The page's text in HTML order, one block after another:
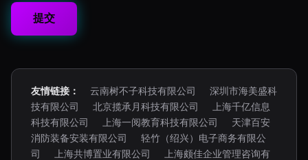
友情链接： 云南树不子科技有限公司
深圳市海美盛科
技有限公司
北京揽承月科技有限公司
上海千亿信息
科技有限公司
上海一阅教育科技有限公司
天津百安
消防装备安装有限公司
轻竹（绍兴）电子商务有限公
司
上海共博置业有限公司
上海颇佳企业管理咨询有